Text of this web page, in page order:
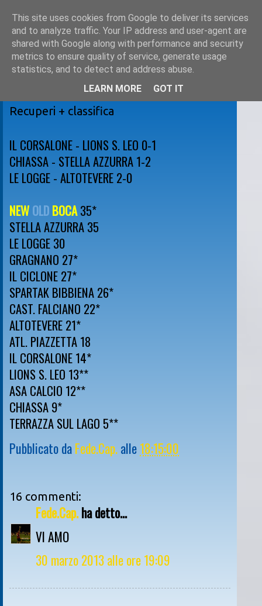
Recuperi + classifica
IL CORSALONE - LIONS S. LEO 0-1
CHIASSA - STELLA AZZURRA 1-2
LE LOGGE - ALTOTEVERE 2-0
NEW OLD BOCA 35*
STELLA AZZURRA 35
LE LOGGE 30
GRAGNANO 27*
IL CICLONE 27*
SPARTAK BIBBIENA 26*
CAST. FALCIANO 22*
ALTOTEVERE 21*
ATL. PIAZZETTA 18
IL CORSALONE 14*
LIONS S. LEO 13**
ASA CALCIO 12**
CHIASSA 9*
TERRAZZA SUL LAGO 5**
Pubblicato daFede.Cap.alle18:15:00
16 commenti:
Fede.Cap.ha detto...
VI AMO
30 marzo 2013 alle ore 19:09
This site uses cookies from Google to deliver its services
and to analyze traffic. Your IP address and user-agent are
shared with Google along with performance and security
metrics to ensure quality of service, generate usage
statistics, and to detect and address abuse.
LEARN MORE
GOT IT